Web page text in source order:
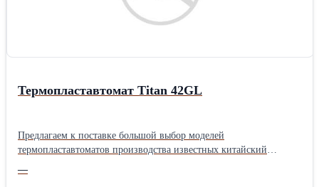
Термопластавтомат Titan 42GL
Предлагаем к поставке большой выбор моделей
термопластавтоматов производства известных китайский
термопластичных полимеров. В ассортименте имеются также
—